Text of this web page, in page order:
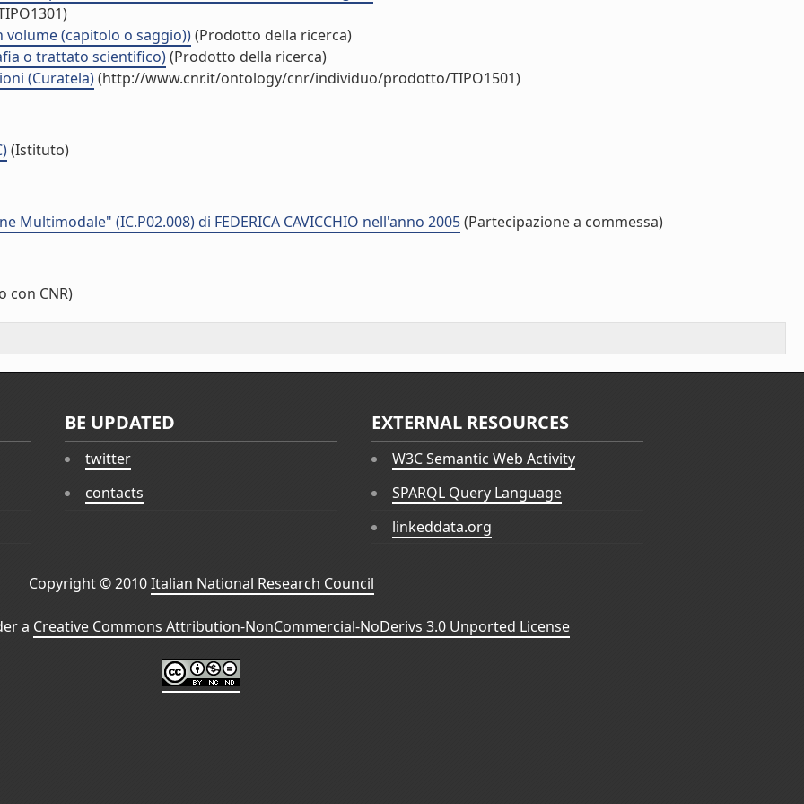
(capitolo o saggio))(Prodotto della ricerca)
o trattato scientifico)(Prodotto della ricerca)
(Curatela)(http://www.cnr.it/ontology/cnr/individuo/prodotto/TIPO1501)
(Istituto)
(IC.P02.008) di FEDERICA CAVICCHIO nell'anno 2005(Partecipazione a commessa)
con CNR)
BE UPDATED
twitter
contacts
EXTERNAL RESOURCES
W3C Semantic Web Activity
SPARQL Query Language
linkeddata.org
Copyright © 2010Italian National Research Council
a Creative Commons Attribution-NonCommercial-NoDerivs 3.0 Unported License